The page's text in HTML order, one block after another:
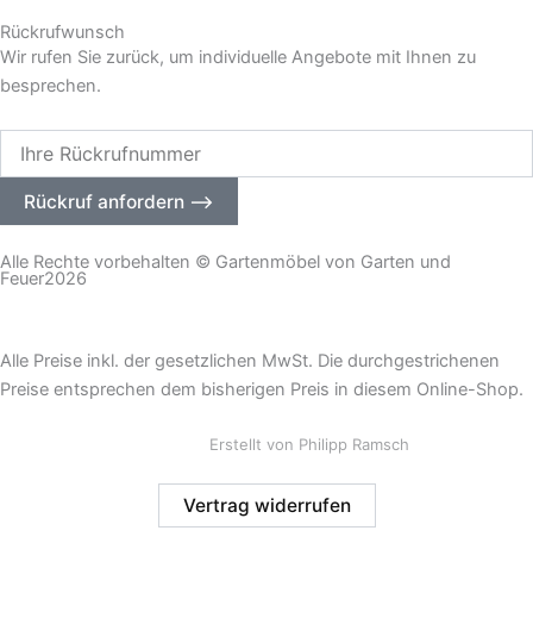
Rückrufwunsch
Wir rufen Sie zurück, um individuelle Angebote mit Ihnen zu
besprechen.
Rückrufnummer
Rückruf anfordern ⟶
Alle Rechte vorbehalten © Gartenmöbel von Garten und
Feuer2026
Alle Preise inkl. der gesetzlichen MwSt. Die durchgestrichenen
Preise entsprechen dem bisherigen Preis in diesem Online-Shop.
Erstellt von Philipp Ramsch
Vertrag widerrufen